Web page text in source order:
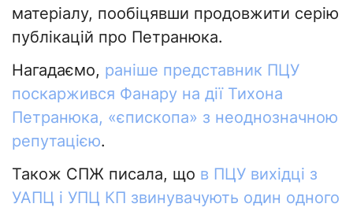
матеріалу, пообіцявши продовжити серію
публікацій про Петранюка.
Нагадаємо, раніше представник ПЦУ
поскаржився Фанару на дії Тихона
Петранюка, «єпископа» з неоднозначною
репутацією.
Також СПЖ писала, що в ПЦУ вихідці з
УАПЦ і УПЦ КП звинувачують один одного